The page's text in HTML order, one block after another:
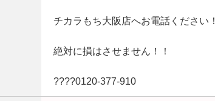
チカラもち大阪店へお電話ください！
絶対に損はさせません！！
????0120‐377‐910